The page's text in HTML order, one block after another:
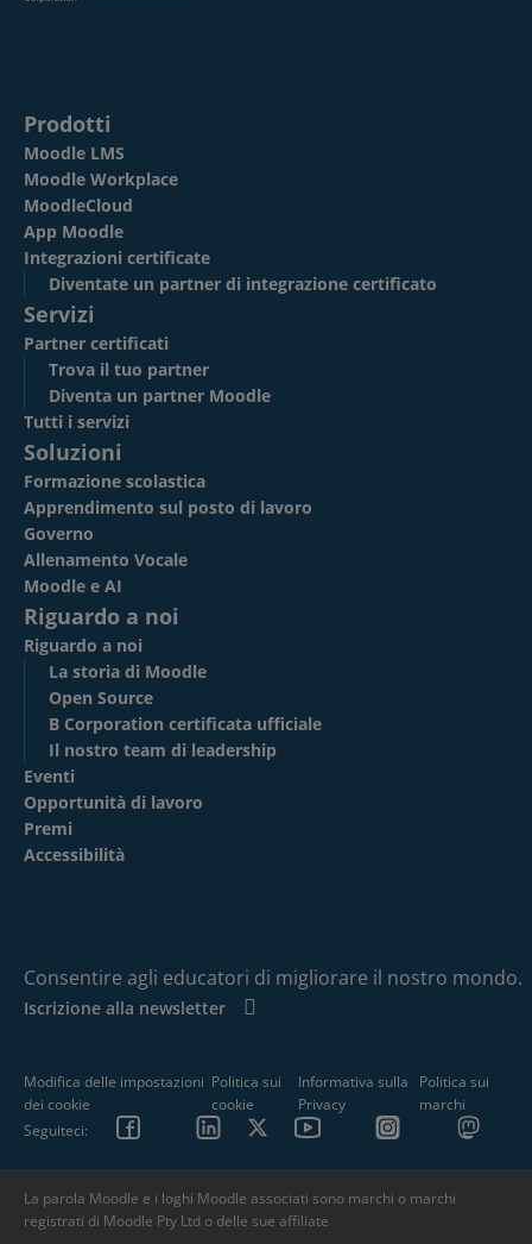
Prodotti
Moodle LMS
Moodle Workplace
MoodleCloud
App Moodle
Integrazioni certificate
Diventate un partner di integrazione certificato
Servizi
Partner certificati
Trova il tuo partner
Diventa un partner Moodle
Tutti i servizi
Soluzioni
Formazione scolastica
Apprendimento sul posto di lavoro
Governo
Allenamento Vocale
Moodle e AI
Riguardo a noi
Riguardo a noi
La storia di Moodle
Open Source
B Corporation certificata ufficiale
Il nostro team di leadership
Eventi
Opportunità di lavoro
Premi
Accessibilità
Consentire agli educatori di migliorare il nostro mondo.
Iscrizione alla newsletter
Modifica delle impostazioni
dei cookie
Politica sui
cookie
Informativa sulla
Privacy
Politica sui
marchi
Seguiteci:
La parola Moodle e i loghi Moodle associati sono marchi o marchi
registrati di Moodle Pty Ltd o delle sue affiliate